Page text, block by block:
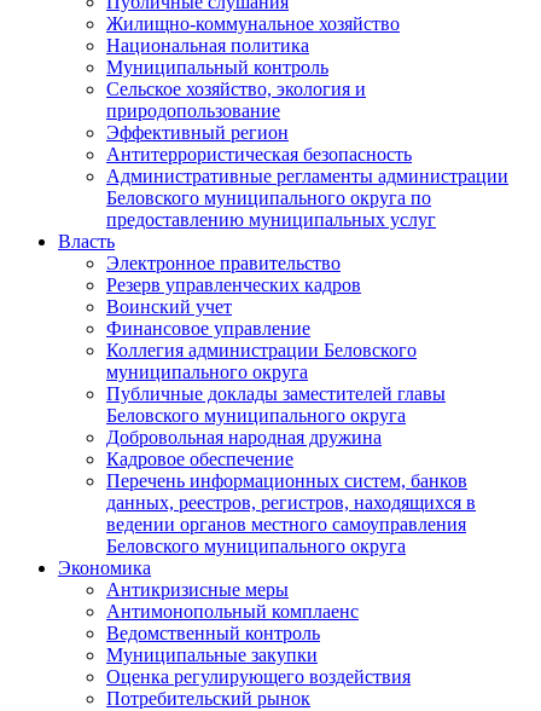
Жилищно-коммунальное хозяйство
Национальная политика
Муниципальный контроль
Сельское хозяйство, экология и
природопользование
Эффективный регион
Антитеррористическая безопасность
Административные регламенты администрации
Беловского муниципального округа по
предоставлению муниципальных услуг
Власть
Электронное правительство
Резерв управленческих кадров
Воинский учет
Финансовое управление
Коллегия администрации Беловского
муниципального округа
Публичные доклады заместителей главы
Беловского муниципального округа
Добровольная народная дружина
Кадровое обеспечение
Перечень информационных систем, банков
данных, реестров, регистров, находящихся в
ведении органов местного самоуправления
Беловского муниципального округа
Экономика
Антикризисные меры
Антимонопольный комплаенс
Ведомственный контроль
Муниципальные закупки
Оценка регулирующего воздействия
Потребительский рынок